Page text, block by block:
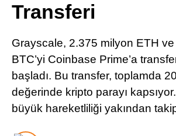
Transferi
Grayscale, 2.375 milyon ETH
BTC’yi Coinbase Prime’a
başladı. Bu transfer, toplamda
değerinde kripto parayı
büyük hareketliliği yakından